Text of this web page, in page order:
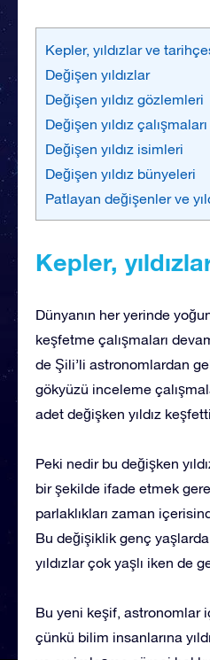
Kepler, yıldızlar ve
Değişen yıldızlar
Değişen yıldız gözlemleri
Değişen yıldız çalışmaları
Değişen yıldız isimleri
Değişen yıldız bünyeleri
Patlayan değişenler ve
Kepler,
Dünyanın her yerinde
keşfetme çalışmaları
de Şili’li astronomlardan
gökyüzü inceleme
adet değişken yıldız
Peki nedir bu değişken
bir şekilde ifade etmek
parlaklıkları zaman
Bu değişiklik genç
yıldızlar çok yaşlı iken de
Bu yeni keşif, astronomlar
çünkü bilim insanlarına